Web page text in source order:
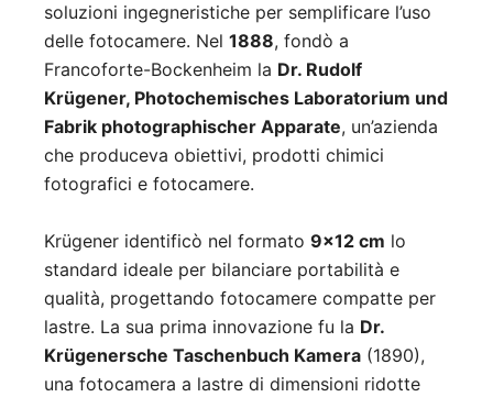
soluzioni ingegneristiche per semplificare l’uso
delle fotocamere. Nel 1888, fondò a
Francoforte-Bockenheim la Dr. Rudolf
Krügener, Photochemisches Laboratorium und
Fabrik photographischer Apparate, un’azienda
che produceva obiettivi, prodotti chimici
fotografici e fotocamere.
Krügener identificò nel formato 9×12 cm lo
standard ideale per bilanciare portabilità e
qualità, progettando fotocamere compatte per
lastre. La sua prima innovazione fu la Dr.
Krügenersche Taschenbuch Kamera (1890),
una fotocamera a lastre di dimensioni ridotte